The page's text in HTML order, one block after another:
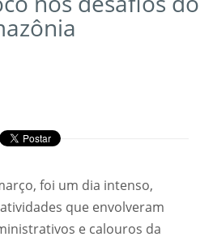
foi um dia intenso,
que envolveram
e calouros da